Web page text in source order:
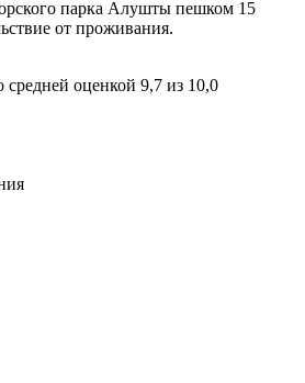
парка Алушты пешком 15
от проживания.
оценкой 9,7 из 10,0